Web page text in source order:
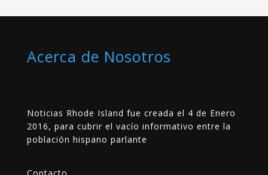
Acerca de Nosotros
Noticias Rhode Island fue creada el 4 de Enero
2016, para cubrir el vacío informativo entre la
población hispano parlante